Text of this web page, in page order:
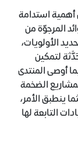
أهمية استدامة
المرجوّة من
الأولويات،
لتمكين
أوصى المنتدى
الضخمة
ينطبق الأمر،
التابعة لها